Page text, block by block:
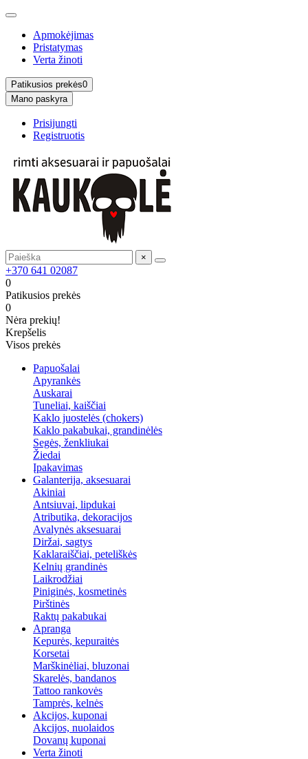
Apmokėjimas
Pristatymas
Verta žinoti
Patikusios prekės0
Mano paskyra
Prisijungti
Registruotis
×
+370 641 02087
0
Patikusios prekės
0
Nėra prekių!
Krepšelis
Visos prekės
Papuošalai
Apyrankės
Auskarai
Tuneliai, kaiščiai
Kaklo juostelės (chokers)
Kaklo pakabukai, grandinėlės
Segės, ženkliukai
Žiedai
Įpakavimas
Galanterija, aksesuarai
Akiniai
Antsiuvai, lipdukai
Atributika, dekoracijos
Avalynės aksesuarai
Diržai, sagtys
Kaklaraiščiai, peteliškės
Kelnių grandinės
Laikrodžiai
Piniginės, kosmetinės
Pirštinės
Raktų pakabukai
Apranga
Kepurės, kepuraitės
Korsetai
Marškinėliai, bluzonai
Skarelės, bandanos
Tattoo rankovės
Tamprės, kelnės
Akcijos, kuponai
Akcijos, nuolaidos
Dovanų kuponai
Verta žinoti